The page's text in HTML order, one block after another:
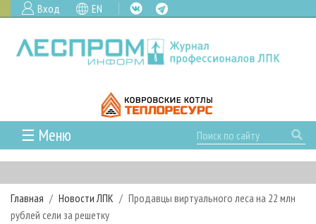
Вход EN
☰ Меню
ГЛАВНАЯ
РУБРИКИ И ТЕМЫ
РУБРИКИ ЖУРНАЛА
НОВОСТИ
Главная Новости ЛПК
Продавцы виртуального леса на 22 млн
рублей сели за решетку